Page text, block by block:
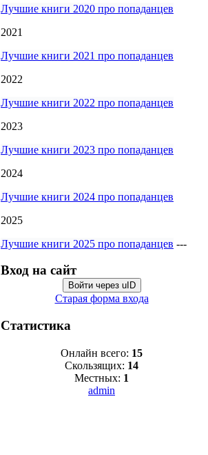
Лучшие книги 2020 про попаданцев
2021
Лучшие книги 2021 про попаданцев
2022
Лучшие книги 2022 про попаданцев
2023
Лучшие книги 2023 про попаданцев
2024
Лучшие книги 2024 про попаданцев
2025
Лучшие книги 2025 про попаданцев ---
Вход на сайт
Войти через uID
Старая форма входа
Статистика
Онлайн всего: 15
Скользящих: 14
Местных: 1
admin